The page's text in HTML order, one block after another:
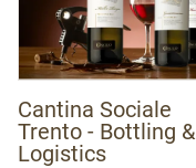
Cantina Sociale
Trento - Bottling &
Logistics